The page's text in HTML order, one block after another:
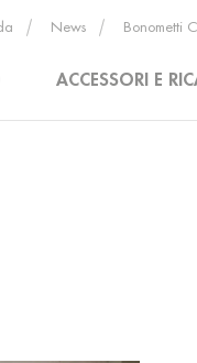
ACCESSORI E
News Bonometti